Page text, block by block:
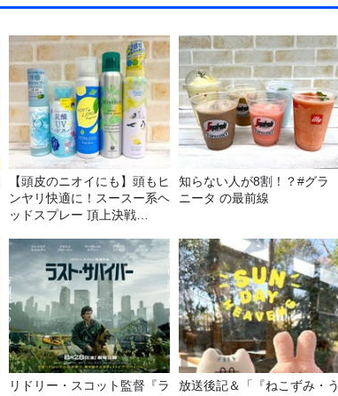
【頭皮のニオイにも】頭もヒ
ンヤリ快適に！スースー系ヘ
ッドスプレー 頂上決戦
知らない人が8割！？#グラ
ニータ の最前線
リドリー・スコット監督『ラ
放送後記＆「『ねこずみ・う